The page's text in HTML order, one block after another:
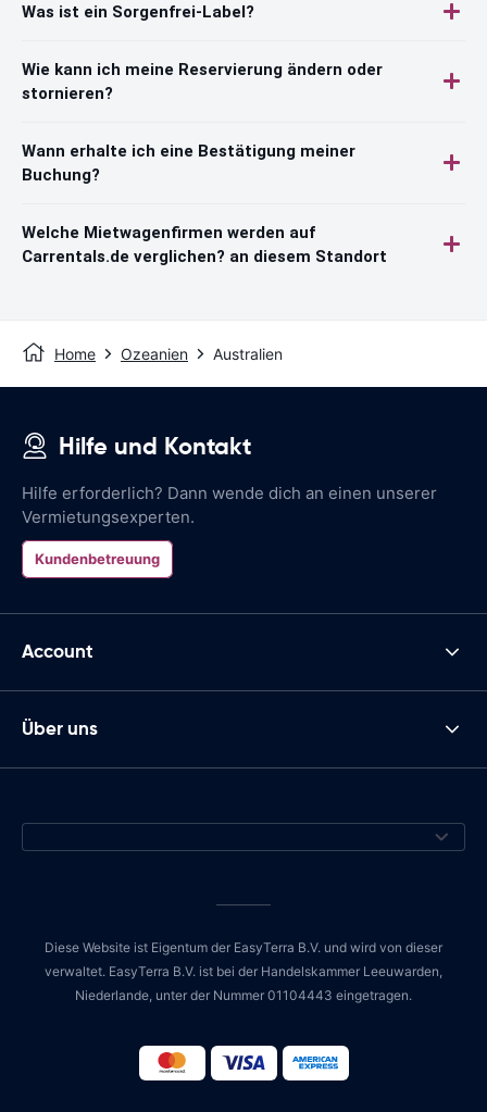
Was ist ein Sorgenfrei-Label?
Wie kann ich meine Reservierung ändern oder
stornieren?
Wann erhalte ich eine Bestätigung meiner
Buchung?
Welche Mietwagenfirmen werden auf
Carrentals.de verglichen? an diesem Standort
Home Ozeanien Australien
Hilfe und Kontakt
Hilfe erforderlich? Dann wende dich an einen unserer
Vermietungsexperten.
Kundenbetreuung
Account
Über uns
Diese Website ist Eigentum der EasyTerra B.V. und wird von dieser
verwaltet. EasyTerra B.V. ist bei der Handelskammer Leeuwarden,
Niederlande, unter der Nummer 01104443 eingetragen.